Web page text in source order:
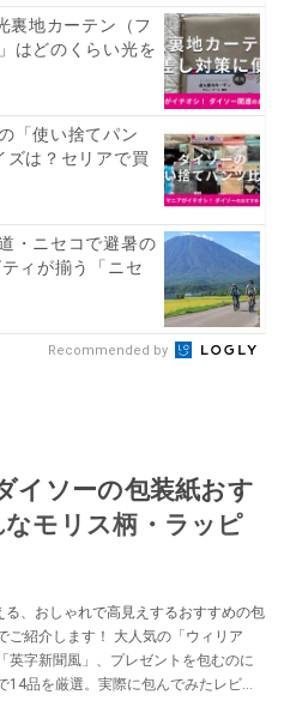
裏地カーテン（フ
はどのくらい光を
「使い捨てパン
ズは？セリアで買
・ニセコで避暑の
ィが揃う「ニセ
Recommended by
イソーの包装紙おす
モリス柄・ラッピ
、おしゃれで高見えするおすすめの包
ご紹介します！ 大人気の「ウィリア
英字新聞風」、プレゼントを包むのに
品を厳選。実際に包んでみたレビュ